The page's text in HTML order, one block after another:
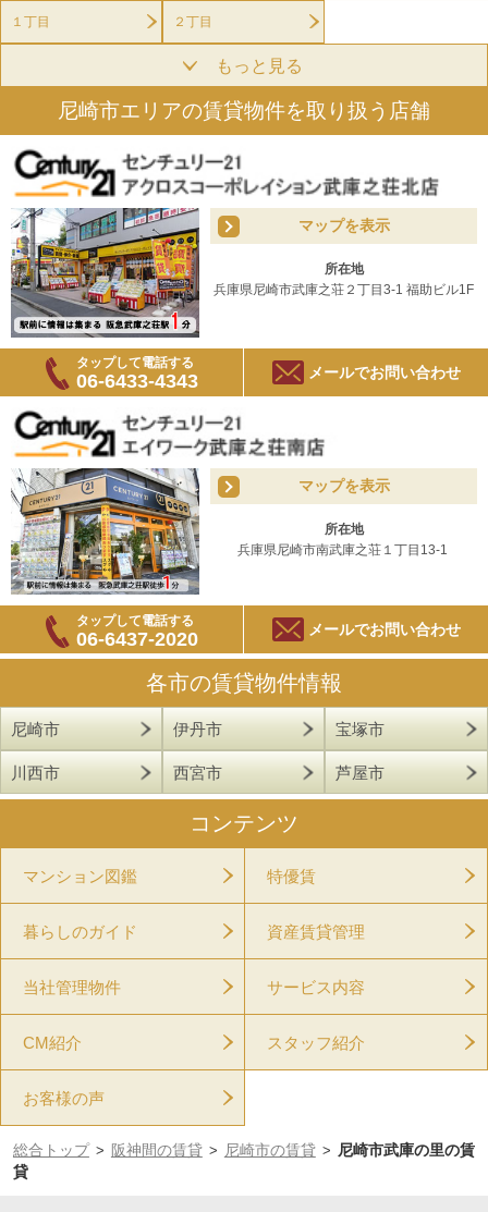
１丁目 ２丁目
もっと見る
尼崎市エリアの賃貸物件を取り扱う店舗
マップを表示
所在地
兵庫県尼崎市武庫之荘２丁目3-1 福助ビル1F
タップして電話する
06-6433-4343 メールでお問い合わせ
マップを表示
所在地
兵庫県尼崎市南武庫之荘１丁目13-1
タップして電話する
06-6437-2020 メールでお問い合わせ
各市の賃貸物件情報
尼崎市 伊丹市 宝塚市
川西市 西宮市 芦屋市
コンテンツ
マンション図鑑 特優賃
暮らしのガイド 資産賃貸管理
当社管理物件 サービス内容
CM紹介 スタッフ紹介
お客様の声
総合トップ > 阪神間の賃貸 > 尼崎市の賃貸 > 尼崎市武庫の里の賃
貸